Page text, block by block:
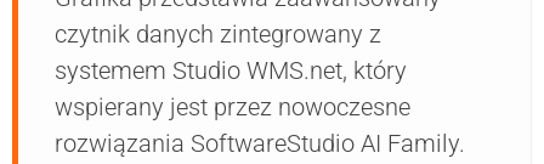
czytnik danych zintegrowany z
systemem Studio WMS.net, który
wspierany jest przez nowoczesne
rozwiązania SoftwareStudio AI Family.